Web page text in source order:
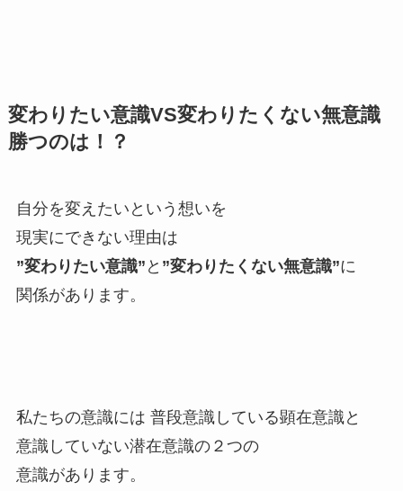
変わりたい意識VS変わりたくない無意識
勝つのは！？
自分を変えたいという想いを
現実にできない理由は
”変わりたい意識” と ”変わりたくない無意識”に
関係があります。
私たちの意識には 普段意識している顕在意識と
意識していない潜在意識の２つの
意識があります。